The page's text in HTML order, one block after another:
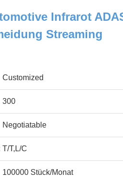
Infrarot
Streaming
Customized
300
Negotiatable
T/T,L/C
100000 Stück/Monat